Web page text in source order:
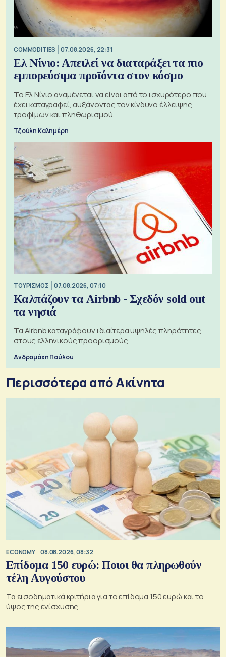
COMMODITIES 07.08.2026, 22:31
Ελ Νίνιο: Απειλεί να διαταράξει τα πιο
εμπορεύσιμα προϊόντα στον κόσμο
Το Ελ Νίνιο αναμένεται να είναι από το ισχυρότερο που
έχει καταγραφεί, αυξάνοντας τον κίνδυνο έλλειψης
τροφίμων και πληθωρισμού.
Τζούλη Καλημέρη
ΤΟΥΡΙΣΜΟΣ 07.08.2026, 07:10
Καλπάζουν τα Airbnb - Σχεδόν sold out
τα νησιά
Τα Airbnb καταγράφουν ιδιαίτερα υψηλές πληρότητες
στους ελληνικούς προορισμούς
Ανδρομάχη Παύλου
Περισσότερα από Ακίνητα
ECONOMY 08.08.2026, 08:32
Επίδομα 150 ευρώ: Ποιοι θα πληρωθούν
τέλη Αυγούστου
Τα εισοδηματικά κριτήρια για το επίδομα 150 ευρώ και το
ύψος της ενίσχυσης